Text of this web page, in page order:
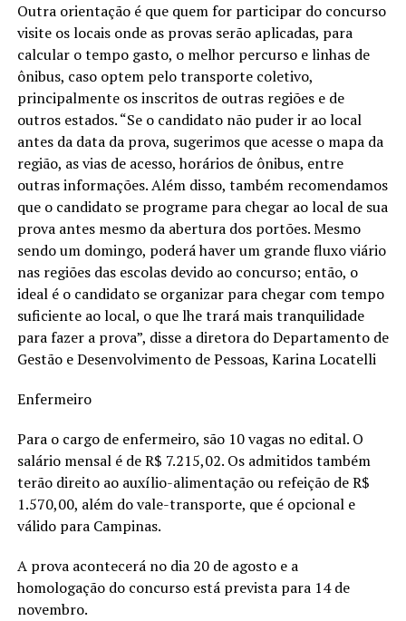
Outra orientação é que quem for participar do concurso
visite os locais onde as provas serão aplicadas, para
calcular o tempo gasto, o melhor percurso e linhas de
ônibus, caso optem pelo transporte coletivo,
principalmente os inscritos de outras regiões e de
outros estados. “Se o candidato não puder ir ao local
antes da data da prova, sugerimos que acesse o mapa da
região, as vias de acesso, horários de ônibus, entre
outras informações. Além disso, também recomendamos
que o candidato se programe para chegar ao local de sua
prova antes mesmo da abertura dos portões. Mesmo
sendo um domingo, poderá haver um grande fluxo viário
nas regiões das escolas devido ao concurso; então, o
ideal é o candidato se organizar para chegar com tempo
suficiente ao local, o que lhe trará mais tranquilidade
para fazer a prova”, disse a diretora do Departamento de
Gestão e Desenvolvimento de Pessoas, Karina Locatelli
Enfermeiro
Para o cargo de enfermeiro, são 10 vagas no edital. O
salário mensal é de R$ 7.215,02. Os admitidos também
terão direito ao auxílio-alimentação ou refeição de R$
1.570,00, além do vale-transporte, que é opcional e
válido para Campinas.
A prova acontecerá no dia 20 de agosto e a
homologação do concurso está prevista para 14 de
novembro.